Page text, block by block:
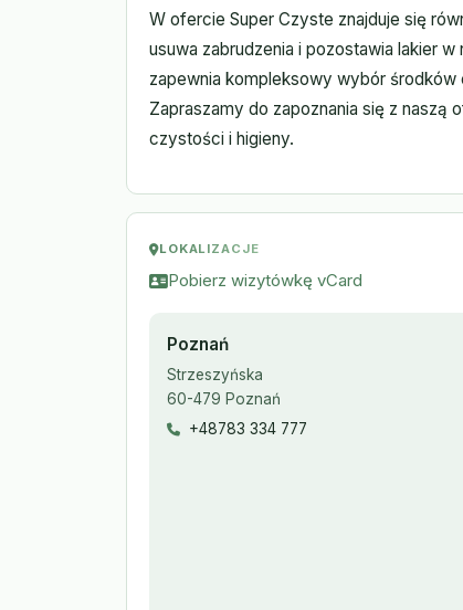
W ofercie Super Czyste znajduje się
usuwa zabrudzenia i pozostawia lakier
zapewnia kompleksowy wybór
Zapraszamy do zapoznania się z naszą
czystości i higieny.
LOKALIZACJE
Pobierz wizytówkę vCard
Poznań
Strzeszyńska
60-479 Poznań
+48783 334 777